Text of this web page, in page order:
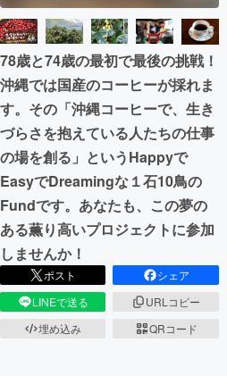
ビジネス・起業
まちづくり・地域活性化
CAMPFIRE for Social Good
CAMPFIREふるさと納税
78歳と74歳の最初で最後の挑戦！
沖縄では国産のコーヒーが採れま
す。その「沖縄コーヒーで、生き
づらさを抱えている人たちの仕事
の場を創る」というHappyで
EasyでDreamingな１石10鳥の
Fundです。あなたも、この夢の
ある薫り高いプロジェクトに参加
しませんか！
ポスト
シェア
LINEで送る
URLコピー
埋め込み
QRコード